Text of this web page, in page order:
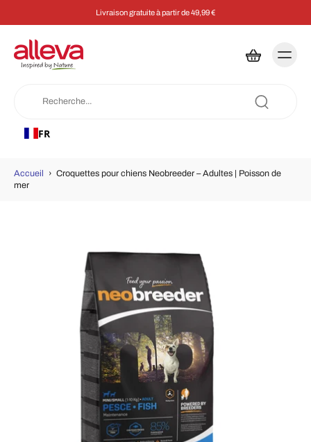
Livraison gratuite à partir de 49,99 €
FR
Accueil › Croquettes pour chiens Neobreeder – Adultes | Poisson de
mer